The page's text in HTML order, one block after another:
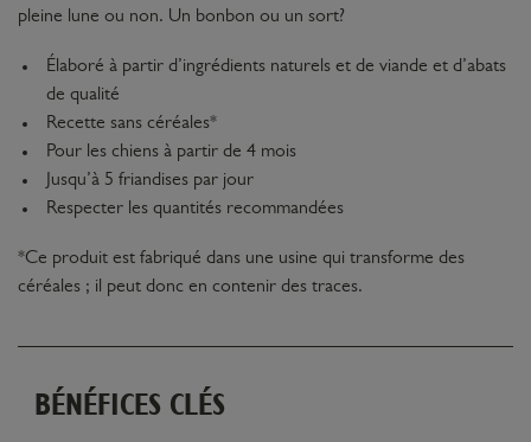
pleine lune ou non. Un bonbon ou un sort?
Élaboré à partir d’ingrédients naturels et de viande et d’abats
de qualité
Recette sans céréales*
Pour les chiens à partir de 4 mois
Jusqu’à 5 friandises par jour
Respecter les quantités recommandées
*Ce produit est fabriqué dans une usine qui transforme des
céréales ; il peut donc en contenir des traces.
BÉNÉFICES CLÉS